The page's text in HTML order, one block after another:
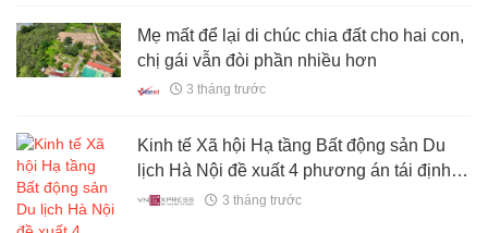
Mẹ mất để lại di chúc chia đất cho hai con,
chị gái vẫn đòi phần nhiều hơn
3 tháng trước
Kinh tế Xã hội Hạ tầng Bất động sản Du
lịch Hà Nội đề xuất 4 phương án tái định
cư khi xây lại tập thể cũ
3 tháng trước